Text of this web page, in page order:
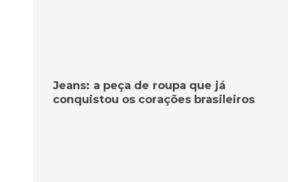
Jeans: a peça de roupa que já
conquistou os corações brasileiros